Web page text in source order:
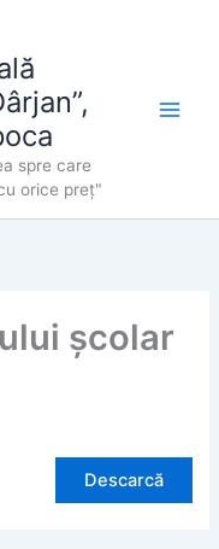
spre care
orice preț"
școlar
Descarcă